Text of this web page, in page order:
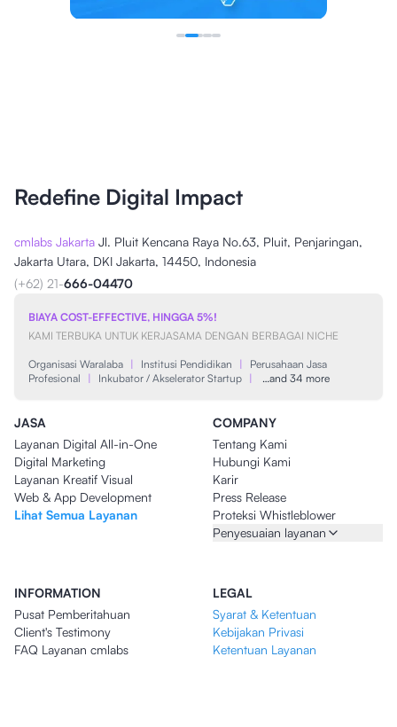
Redefine Digital Impact
cmlabs Jakarta Jl. Pluit Kencana Raya No.63, Pluit, Penjaringan,
Jakarta Utara, DKI Jakarta, 14450, Indonesia
(+62) 21-666-04470
BIAYA COST-EFFECTIVE, HINGGA 5%!
KAMI TERBUKA UNTUK KERJASAMA DENGAN BERBAGAI NICHE
Organisasi Waralaba | Institusi Pendidikan |
Perusahaan Jasa
Profesional
| Inkubator / Akselerator Startup | …and 34 more
JASA
Layanan Digital All-in-One
Digital Marketing
Layanan Kreatif Visual
Web & App Development
Lihat Semua Layanan
COMPANY
Tentang Kami
Hubungi Kami
Karir
Press Release
Proteksi Whistleblower
Penyesuaian layanan
INFORMATION
Pusat Pemberitahuan
Client's Testimony
FAQ Layanan cmlabs
LEGAL
Syarat & Ketentuan
Kebijakan Privasi
Ketentuan Layanan